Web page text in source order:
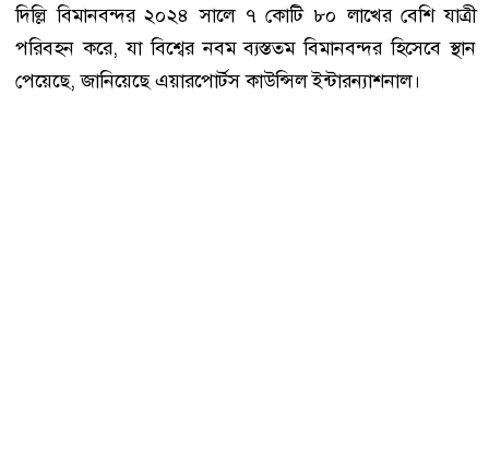
দিল্লি বিমানবন্দর ২০২৪ সালে ৭ কোটি ৮০ লাখের বেশি যাত্রী
পরিবহন করে, যা বিশ্বের নবম ব্যস্ততম বিমানবন্দর হিসেবে স্থান
পেয়েছে, জানিয়েছে এয়ারপোর্টস কাউন্সিল ইন্টারন্যাশনাল।